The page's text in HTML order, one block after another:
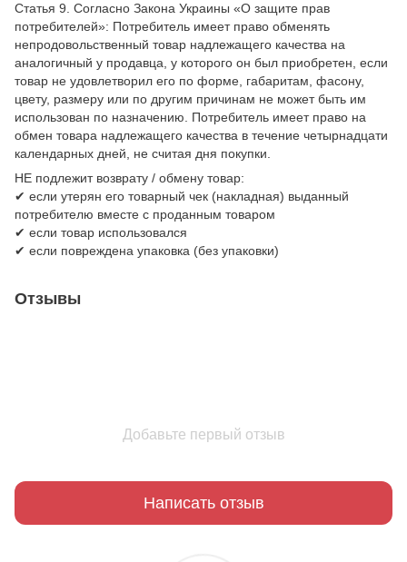
Статья 9. Согласно Закона Украины «О защите прав
потребителей»: Потребитель имеет право обменять
непродовольственный товар надлежащего качества на
аналогичный у продавца, у которого он был приобретен, если
товар не удовлетворил его по форме, габаритам, фасону,
цвету, размеру или по другим причинам не может быть им
использован по назначению. Потребитель имеет право на
обмен товара надлежащего качества в течение четырнадцати
календарных дней, не считая дня покупки.
НЕ подлежит возврату / обмену товар:
✔ если утерян его товарный чек (накладная) выданный
потребителю вместе с проданным товаром
✔ если товар использовался
✔ если повреждена упаковка (без упаковки)
Отзывы
Добавьте первый отзыв
Написать отзыв